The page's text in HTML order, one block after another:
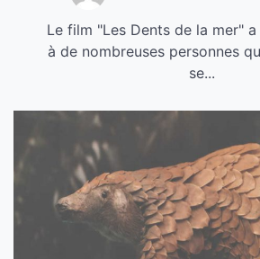
Le film "Les Dents de la mer"
à de nombreuses personnes
se...